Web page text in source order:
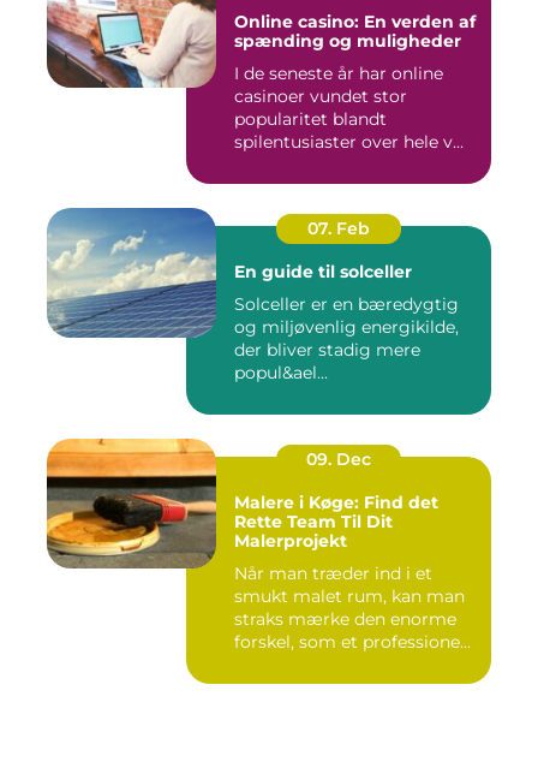
Online casino: En verden af
spænding og muligheder
I de seneste år har online
casinoer vundet stor
popularitet blandt
spilentusiaster over hele v...
07. Feb
En guide til solceller
Solceller er en bæredygtig
og miljøvenlig energikilde,
der bliver stadig mere
popul&ael...
09. Dec
Malere i Køge: Find det
Rette Team Til Dit
Malerprojekt
Når man træder ind i et
smukt malet rum, kan man
straks mærke den enorme
forskel, som et professione...